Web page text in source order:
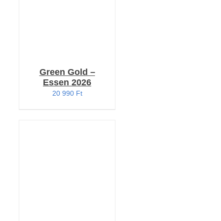
Green Gold –
Essen 2026
20 990 Ft